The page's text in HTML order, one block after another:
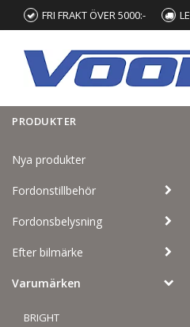
FRI FRAKT ÖVER 5000:-
PRODUKTER
Nya produkter
Fordonstillbehör
Fordonsbelysning
Efter bilmärke
Varumärken
BRIGHT